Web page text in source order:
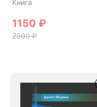
Винкельман
Книга
1150 ₽
2300₽